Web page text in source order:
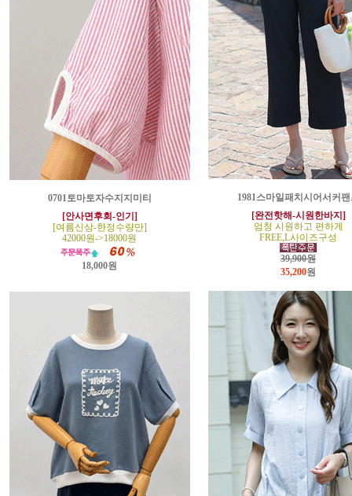
0701토마토자수지지미티
[안사면후회-인기]
[여름신상-한정수량만]
42000원->18000원
18,000원
1981스마일패치시어서커팬
[완전핫해-시원한바지]
엄청 시원하고 편하게
FREE,L사이즈구성
39,900원
35,200원